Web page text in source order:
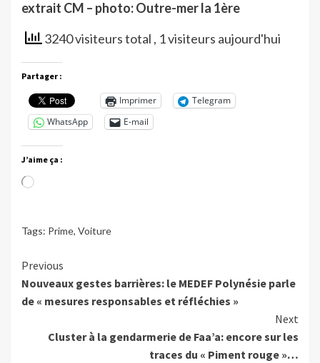
extrait CM – photo: Outre-mer la 1ère
3240 visiteurs total , 1 visiteurs aujourd'hui
Partager :
Imprimer
Telegram
WhatsApp
E-mail
J’aime ça :
Chargement…
Tags: Prime, Voiture
Continue
Reading
Previous
Nouveaux gestes barrières: le MEDEF Polynésie parle
de « mesures responsables et réfléchies »
Next
Cluster à la gendarmerie de Faa’a: encore sur les
traces du « Piment rouge »…